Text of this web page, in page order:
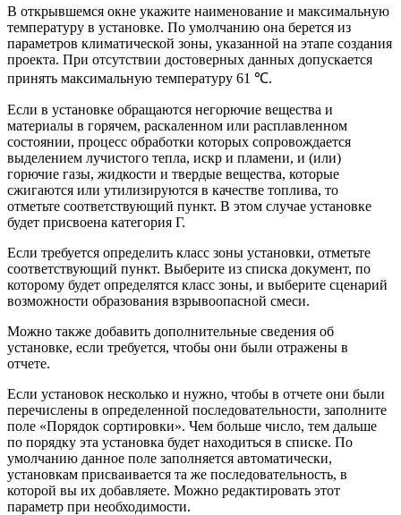
В открывшемся окне укажите наименование и максимальную
температуру в установке. По умолчанию она берется из
параметров климатической зоны, указанной на этапе создания
проекта. При отсутствии достоверных данных допускается
принять максимальную температуру 61 ℃.
Если в установке обращаются негорючие вещества и
материалы в горячем, раскаленном или расплавленном
состоянии, процесс обработки которых сопровождается
выделением лучистого тепла, искр и пламени, и (или)
горючие газы, жидкости и твердые вещества, которые
сжигаются или утилизируются в качестве топлива, то
отметьте соответствующий пункт. В этом случае установке
будет присвоена категория Г.
Если требуется определить класс зоны установки, отметьте
соответствующий пункт. Выберите из списка документ, по
которому будет определятся класс зоны, и выберите сценарий
возможности образования взрывоопасной смеси.
Можно также добавить дополнительные сведения об
установке, если требуется, чтобы они были отражены в
отчете.
Если установок несколько и нужно, чтобы в отчете они были
перечислены в определенной последовательности, заполните
поле «Порядок сортировки». Чем больше число, тем дальше
по порядку эта установка будет находиться в списке. По
умолчанию данное поле заполняется автоматически,
установкам присваивается та же последовательность, в
которой вы их добавляете. Можно редактировать этот
параметр при необходимости.